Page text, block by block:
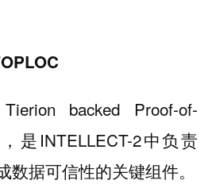
backed Proof-of-
是INTELLECT-2中负责
数据可信性的关键组件。